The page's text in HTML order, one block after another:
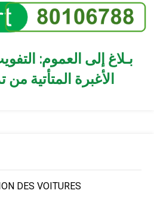
بـلاغ إلى العموم:
الأغبرة المتأتية
DES VOITURES